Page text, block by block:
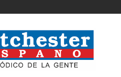
Noticias
de
Westchester,
Estados